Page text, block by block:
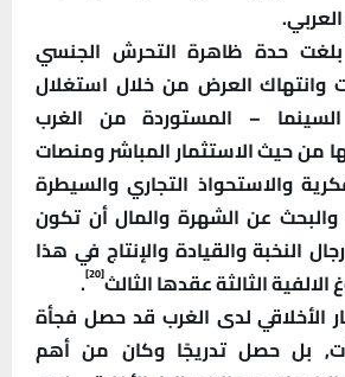
حدة ظاهرة التحرش الجنسي
وانتهاك العرض من خلال استغلال
– المستوردة من الغرب
من حيث الاستثمار المباشر ومنصات
والاستحواذ التجاري والسيطرة
والبحث عن الشهرة والمال أن تكون
النخبة والقيادة والإنتاج في هذا
الثالثة عقدها الثالث[20]
.
الأخلاقي لدى الغرب قد حصل فجأة
بل حصل تدريجًا وكان من أهم